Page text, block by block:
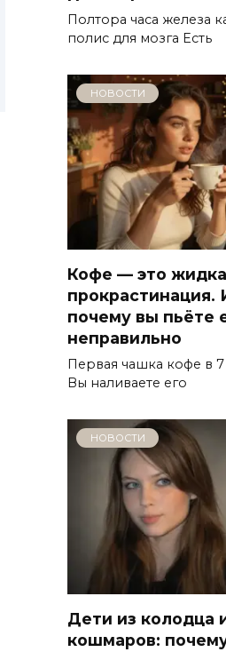
Полтора часа железа
полис для мозга Есть
НОВОСТИ
Кофе — это
прокрастинация.
почему вы пьёте
неправильно
Первая чашка кофе в
Вы наливаете его
НОВОСТИ
Дети из колодца
кошмаров: